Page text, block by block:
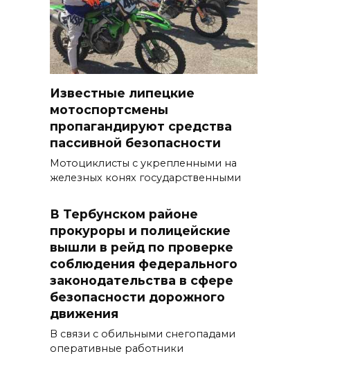
Известные липецкие
мотоспортсмены
пропагандируют средства
пассивной безопасности
Мотоциклисты с укрепленными на
железных конях государственными
В Тербунском районе
прокуроры и полицейские
вышли в рейд по проверке
соблюдения федерального
законодательства в сфере
безопасности дорожного
движения
В связи с обильными снегопадами
оперативные работники